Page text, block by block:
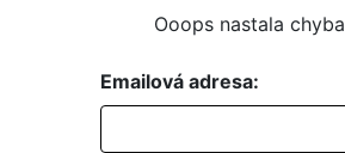
Ooops nastala chyba
Emailová adresa: